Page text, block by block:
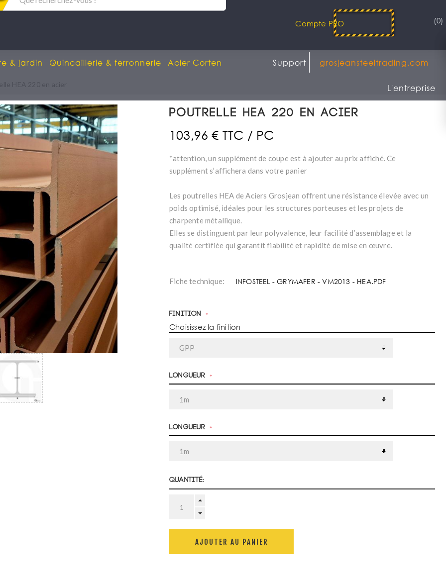
Compte PRO (0)
& jardin Quincaillerie & ferronnerie Acier Corten grosjeansteeltrading.com
Support
L'entreprise
HEA 220 en acier
Poutrelle HEA 220 en acier
103,96 € TTC / PC
*attention, un supplément de coupe est à ajouter au prix affiché. Ce
supplément s’affichera dans votre panier
Les poutrelles HEA de Aciers Grosjean offrent une résistance élevée avec un
poids optimisé, idéales pour les structures porteuses et les projets de
charpente métallique.
Elles se distinguent par leur polyvalence, leur facilité d’assemblage et la
qualité certifiée qui garantit fiabilité et rapidité de mise en œuvre.
Fiche technique: INFOSTEEL - GRYMAFER - VM2013 - HEA.PDF
Finition *
Choisissez la finition
Longueur *
Longueur *
Quantité:
AJOUTER AU PANIER